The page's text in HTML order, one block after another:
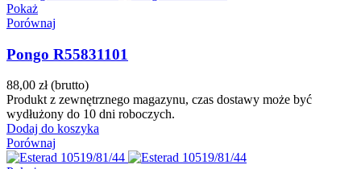
Pokaż
Porównaj
Pongo R55831101
88,00 zł (brutto)
Produkt z zewnętrznego magazynu, czas dostawy może być
wydłużony do 10 dni roboczych.
Dodaj do koszyka
Porównaj